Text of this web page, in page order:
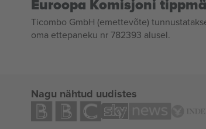
Euroopa Komisjoni
Ticombo GmbH (emettevõte)
oma ettepaneku nr 782393 alusel.
Nagu nähtud uudistes